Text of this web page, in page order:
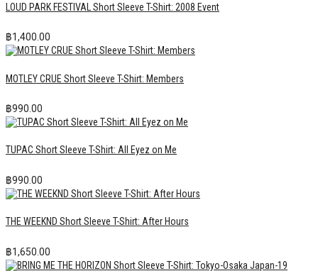
LOUD PARK FESTIVAL Short Sleeve T-Shirt: 2008 Event
฿1,400.00
MOTLEY CRUE Short Sleeve T-Shirt: Members
฿990.00
TUPAC Short Sleeve T-Shirt: All Eyez on Me
฿990.00
THE WEEKND Short Sleeve T-Shirt: After Hours
฿1,650.00